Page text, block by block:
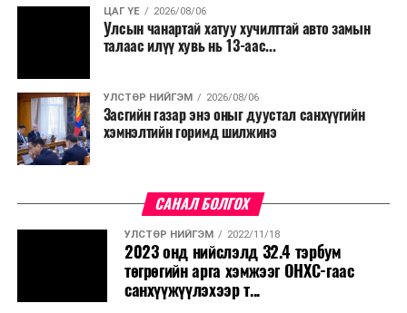
ЦАГ ҮЕ 2026/08/06
Улсын чанартай хатуу хучилттай авто замын
талаас илүү хувь нь 13-аас...
УЛСТӨР НИЙГЭМ 2026/08/06
Засгийн газар энэ оныг дуустал санхүүгийн
хэмнэлтийн горимд шилжинэ
САНАЛ БОЛГОХ
УЛСТӨР НИЙГЭМ 2022/11/18
2023 онд нийслэлд 32.4 тэрбум
төгрөгийн арга хэмжээг ОНХС-гаас
санхүүжүүлэхээр т...